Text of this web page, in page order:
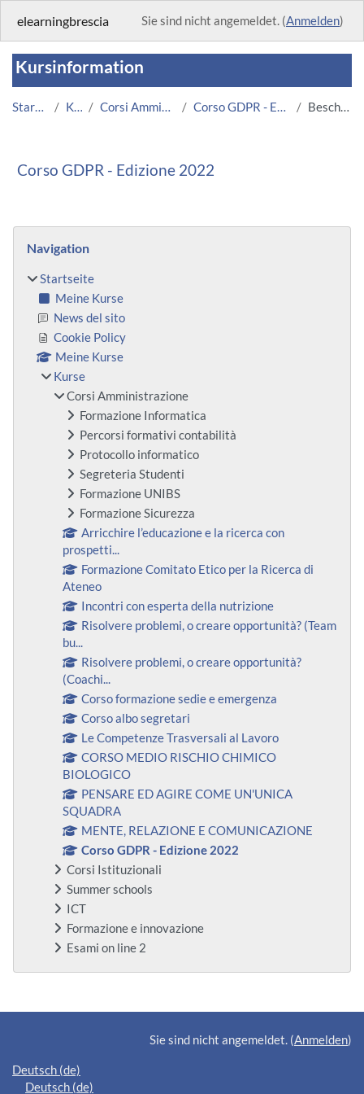
elearningbrescia Sie sind nicht angemeldet. (Anmelden)
Kursinformation
Startseite Kurse Corsi Amministrazione Corso GDPR - Edizione 2022 Beschreibung
Corso GDPR - Edizione 2022
Blöcke
Navigation
Startseite
Meine Kurse
News del sito
Cookie Policy
Meine Kurse
Kurse
Corsi Amministrazione
Formazione Informatica
Percorsi formativi contabilità
Protocollo informatico
Segreteria Studenti
Formazione UNIBS
Formazione Sicurezza
Arricchire l’educazione e la ricerca con
prospetti...
Formazione Comitato Etico per la Ricerca di
Ateneo
Incontri con esperta della nutrizione
Risolvere problemi, o creare opportunità? (Team
bu...
Risolvere problemi, o creare opportunità?
(Coachi...
Corso formazione sedie e emergenza
Corso albo segretari
Le Competenze Trasversali al Lavoro
CORSO MEDIO RISCHIO CHIMICO
BIOLOGICO
PENSARE ED AGIRE COME UN'UNICA
SQUADRA
MENTE, RELAZIONE E COMUNICAZIONE
Corso GDPR - Edizione 2022
Corsi Istituzionali
Summer schools
ICT
Formazione e innovazione
Esami on line 2
Ergänzungsblöcke
Sie sind nicht angemeldet. (Anmelden)
Deutsch ‎(de)‎
Deutsch ‎(de)‎